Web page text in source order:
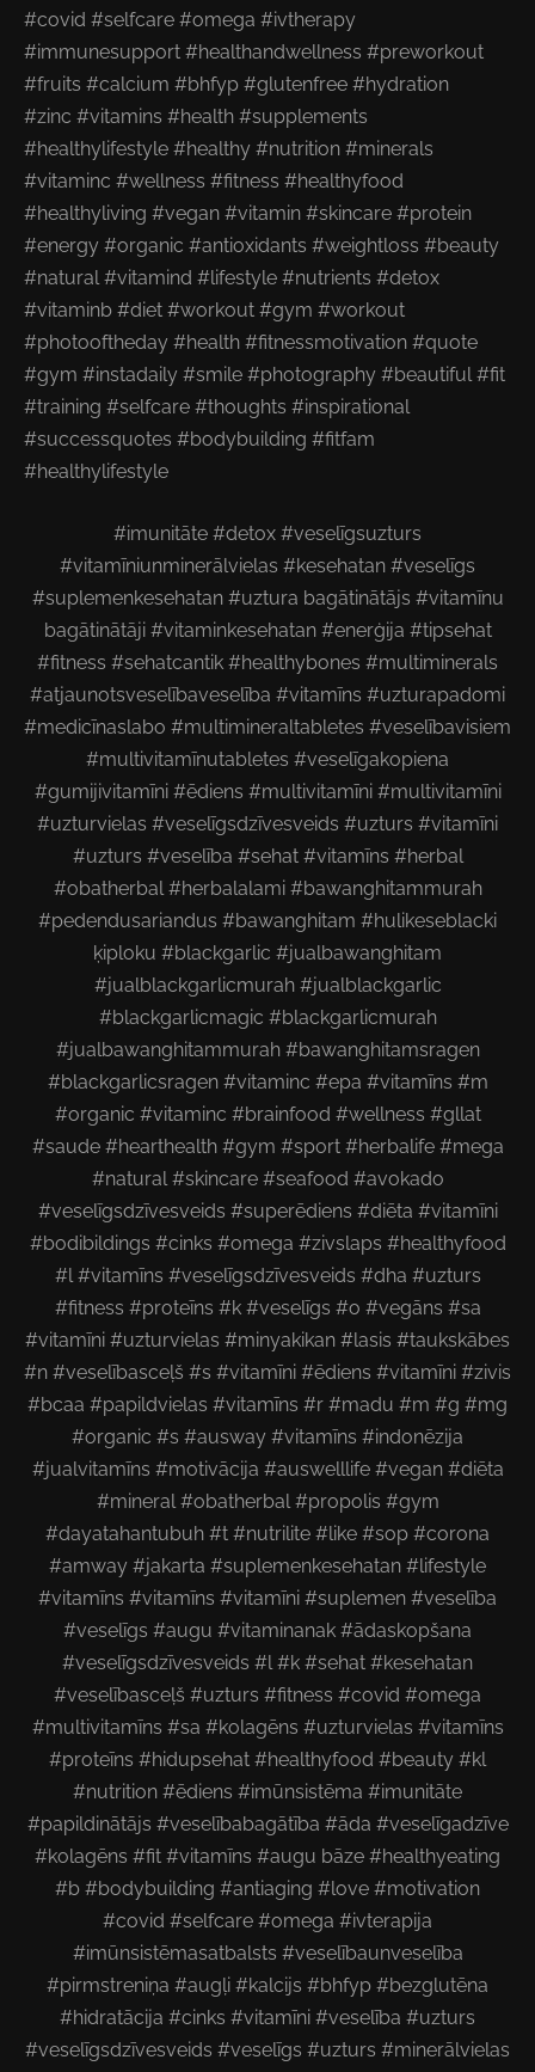
#covid #selfcare #omega #ivtherapy
#immunesupport #healthandwellness #preworkout
#fruits #calcium #bhfyp #glutenfree #hydration
#zinc #vitamins #health #supplements
#healthylifestyle #healthy #nutrition #minerals
#vitaminc #wellness #fitness #healthyfood
#healthyliving #vegan #vitamin #skincare #protein
#energy #organic #antioxidants #weightloss #beauty
#natural #vitamind #lifestyle #nutrients #detox
#vitaminb #diet #workout #gym #workout
#photooftheday #health #fitnessmotivation #quote
#gym #instadaily #smile #photography #beautiful #fit
#training #selfcare #thoughts #inspirational
#successquotes #bodybuilding #fitfam
#healthylifestyle
#imunitāte #detox #veselīgsuzturs
#vitamīniunminerālvielas #kesehatan #veselīgs
#suplemenkesehatan #uztura bagātinātājs #vitamīnu
bagātinātāji #vitaminkesehatan #enerģija #tipsehat
#fitness #sehatcantik #healthybones #multiminerals
#atjaunotsveselībaveselība #vitamīns #uzturapadomi
#medicīnaslabo #multimineraltabletes #veselībavisiem
#multivitamīnutabletes #veselīgakopiena
#gumijivitamīni #ēdiens #multivitamīni #multivitamīni
#uzturvielas #veselīgsdzīvesveids #uzturs #vitamīni
#uzturs #veselība #sehat #vitamīns #herbal
#obatherbal #herbalalami #bawanghitammurah
#pedendusariandus #bawanghitam #hulikeseblacki
ķiploku #blackgarlic #jualbawanghitam
#jualblackgarlicmurah #jualblackgarlic
#blackgarlicmagic #blackgarlicmurah
#jualbawanghitammurah #bawanghitamsragen
#blackgarlicsragen #vitaminc #epa #vitamīns #m
#organic #vitaminc #brainfood #wellness #gllat
#saude #hearthealth #gym #sport #herbalife #mega
#natural #skincare #seafood #avokado
#veselīgsdzīvesveids #superēdiens #diēta #vitamīni
#bodibildings #cinks #omega #zivslaps #healthyfood
#l #vitamīns #veselīgsdzīvesveids #dha #uzturs
#fitness #proteīns #k #veselīgs #o #vegāns #sa
#vitamīni #uzturvielas #minyakikan #lasis #taukskābes
#n #veselībasceļš #s #vitamīni #ēdiens #vitamīni #zivis
#bcaa #papildvielas #vitamīns #r #madu #m #g #mg
#organic #s #ausway #vitamīns #indonēzija
#jualvitamīns #motivācija #auswelllife #vegan #diēta
#mineral #obatherbal #propolis #gym
#dayatahantubuh #t #nutrilite #like #sop #corona
#amway #jakarta #suplemenkesehatan #lifestyle
#vitamīns #vitamīns #vitamīni #suplemen #veselība
#veselīgs #augu #vitaminanak #ādaskopšana
#veselīgsdzīvesveids #l #k #sehat #kesehatan
#veselībasceļš #uzturs #fitness #covid #omega
#multivitamīns #sa #kolagēns #uzturvielas #vitamīns
#proteīns #hidupsehat #healthyfood #beauty #kl
#nutrition #ēdiens #imūnsistēma #imunitāte
#papildinātājs #veselībabagātība #āda #veselīgadzīve
#kolagēns #fit #vitamīns #augu bāze #healthyeating
#b #bodybuilding #antiaging #love #motivation
#covid #selfcare #omega #ivterapija
#imūnsistēmasatbalsts #veselībaunveselība
#pirmstreniņa #augļi #kalcijs #bhfyp #bezglutēna
#hidratācija #cinks #vitamīni #veselība #uzturs
#veselīgsdzīvesveids #veselīgs #uzturs #minerālvielas